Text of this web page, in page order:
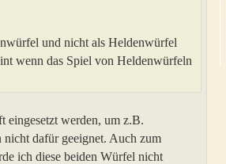
und nicht als Heldenwürfel
wenn das Spiel von Heldenwürfeln
eingesetzt werden, um z.B.
nicht dafür geeignet. Auch zum
ich diese beiden Würfel nicht